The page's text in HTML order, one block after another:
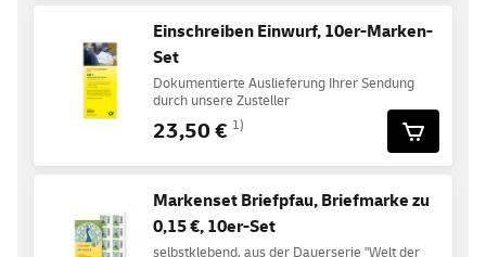
Einschreiben Einwurf, 10er-Marken-
Set
Dokumentierte Auslieferung Ihrer Sendung
durch unsere Zusteller
23,50 € 1)
Markenset Briefpfau, Briefmarke zu
0,15 €, 10er-Set
selbstklebend, aus der Dauerserie "Welt der